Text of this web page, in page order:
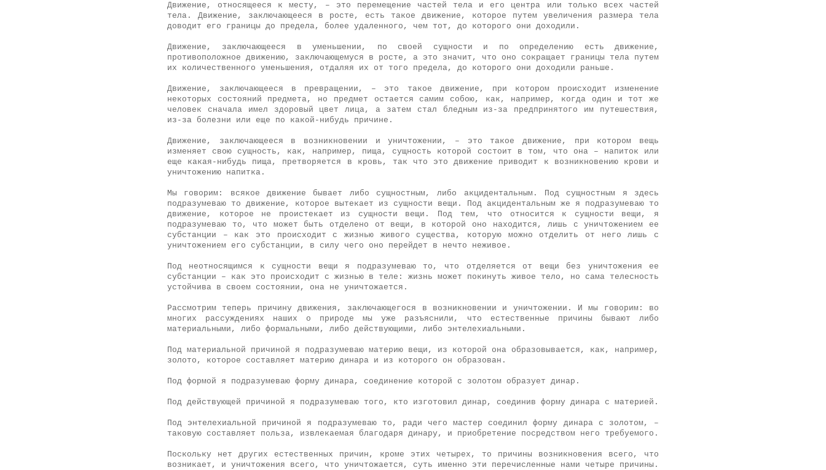
Движение, относящееся к месту, – это перемещение частей тела и его центра или только всех частей
тела. Движение, заключающееся в росте, есть такое движение, которое путем увеличения размера тела
доводит его границы до предела, более удаленного, чем тот, до которого они доходили.
Движение, заключающееся в уменьшении, по своей сущности и по определению есть движение,
противоположное движению, заключающемуся в росте, а это значит, что оно сокращает границы тела путем
их количественного уменьшения, отдаляя их от того предела, до которого они доходили раньше.
Движение, заключающееся в превращении, – это такое движение, при котором происходит изменение
некоторых состояний предмета, но предмет остается самим собою, как, например, когда один и тот же
человек сначала имел здоровый цвет лица, а затем стал бледным из-за предпринятого им путешествия,
из-за болезни или еще по какой-нибудь причине.
Движение, заключающееся в возникновении и уничтожении, – это такое движение, при котором вещь
изменяет свою сущность, как, например, пища, сущность которой состоит в том, что она – напиток или
еще какая-нибудь пища, претворяется в кровь, так что это движение приводит к возникновению крови и
уничтожению напитка.
Мы говорим: всякое движение бывает либо сущностным, либо акцидентальным. Под сущностным я здесь
подразумеваю то движение, которое вытекает из сущности вещи. Под акцидентальным же я подразумеваю то
движение, которое не проистекает из сущности вещи. Под тем, что относится к сущности вещи, я
подразумеваю то, что может быть отделено от вещи, в которой оно находится, лишь с уничтожением ее
субстанции – как это происходит с жизнью живого существа, которую можно отделить от него лишь с
уничтожением его субстанции, в силу чего оно перейдет в нечто неживое.
Под неотносящимся к сущности вещи я подразумеваю то, что отделяется от вещи без уничтожения ее
субстанции – как это происходит с жизнью в теле: жизнь может покинуть живое тело, но сама телесность
устойчива в своем состоянии, она не уничтожается.
Рассмотрим теперь причину движения, заключающегося в возникновении и уничтожении. И мы говорим: во
многих рассуждениях наших о природе мы уже разъяснили, что естественные причины бывают либо
материальными, либо формальными, либо действующими, либо энтелехиальными.
Под материальной причиной я подразумеваю материю вещи, из которой она образовывается, как, например,
золото, которое составляет материю динара и из которого он образован.
Под формой я подразумеваю форму динара, соединение которой с золотом образует динар.
Под действующей причиной я подразумеваю того, кто изготовил динар, соединив форму динара с материей.
Под энтелехиальной причиной я подразумеваю то, ради чего мастер соединил форму динара с золотом, –
таковую составляет польза, извлекаемая благодаря динару, и приобретение посредством него требуемого.
Поскольку нет других естественных причин, кроме этих четырех, то причины возникновения всего, что
возникает, и уничтожения всего, что уничтожается, суть именно эти перечисленные нами четыре причины.